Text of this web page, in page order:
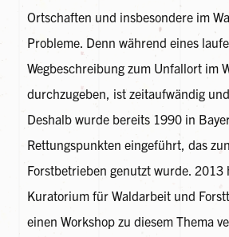
Ortschaften und insbesondere im
Probleme. Denn während eines
Wegbeschreibung zum Unfallort im
durchzugeben, ist zeitaufwändig
Deshalb wurde bereits 1990 in
Rettungspunkten eingeführt, das
Forstbetrieben genutzt wurde. 2013
Kuratorium für Waldarbeit und
einen Workshop zu diesem Thema